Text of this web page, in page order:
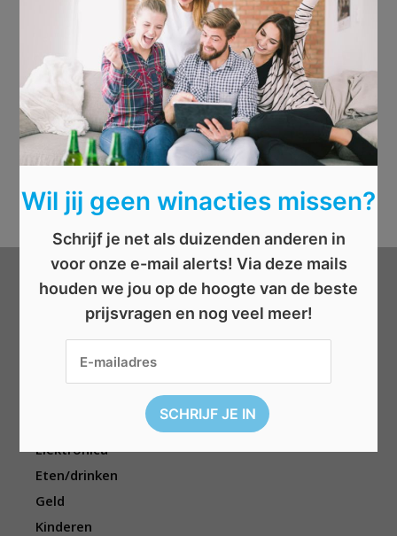
Categorieën
Boeken
Elektronica
Eten/drinken
Geld
Kinderen
Wil jij geen winacties missen?
Schrijf je net als duizenden anderen in
voor onze e-mail alerts! Via deze mails
houden we jou op de hoogte van de beste
prijsvragen en nog veel meer!